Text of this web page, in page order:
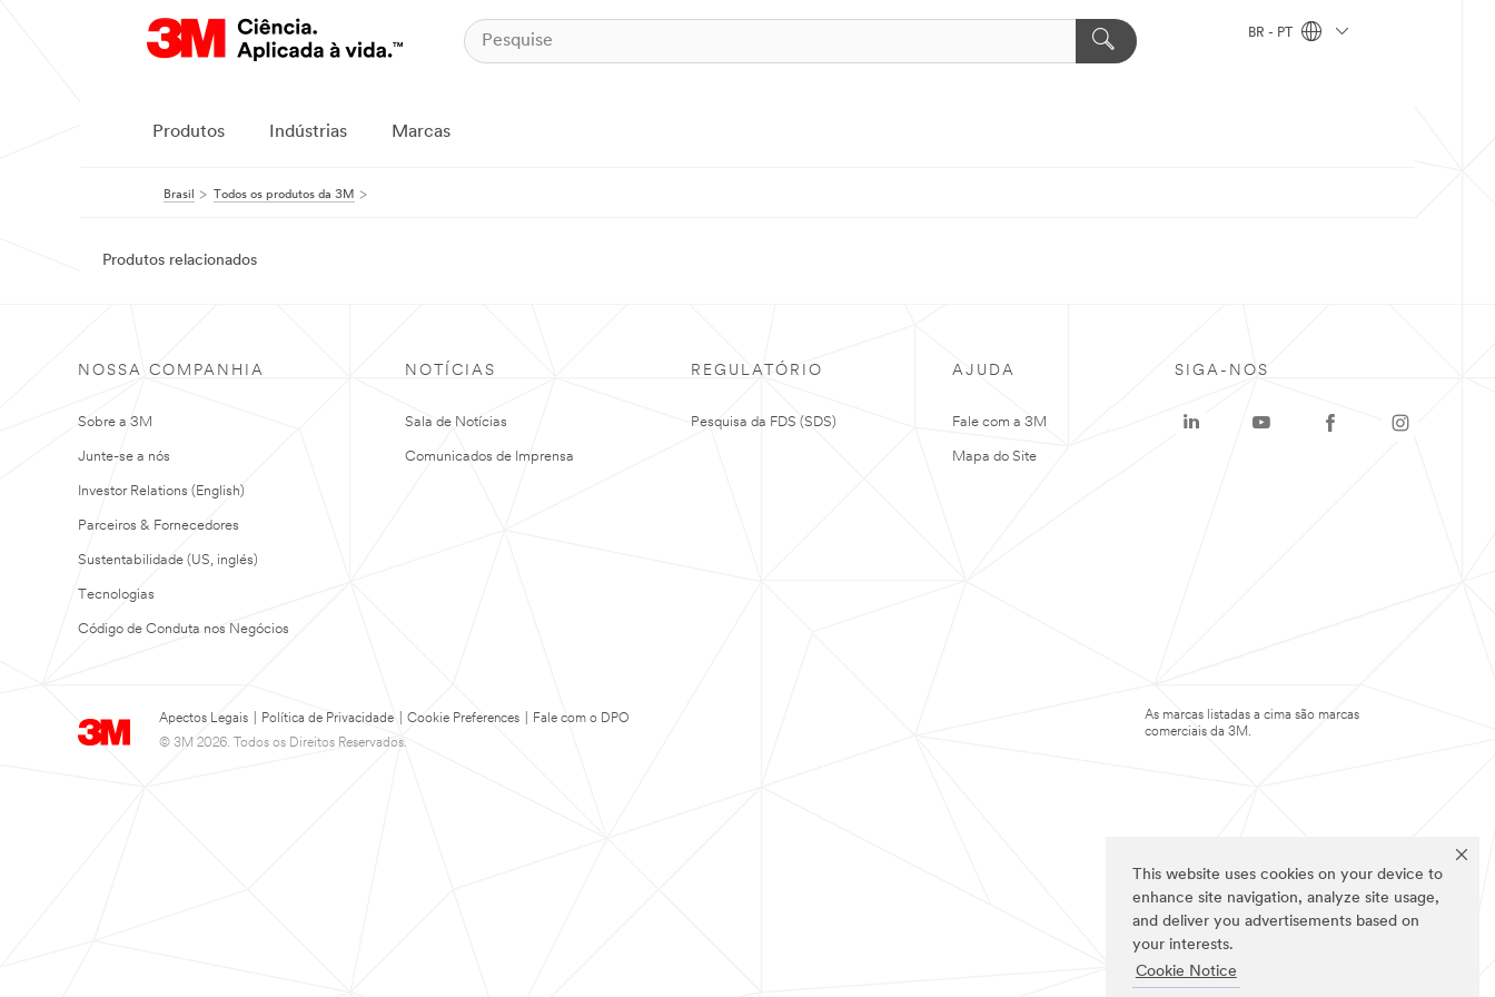
This website uses cookies on your device to
enhance site navigation, analyze site usage,
and deliver you advertisements based on
your interests.
Cookie Notice
BR - PT
Produtos Indústrias Marcas
Brasil Todos os produtos da 3M
Produtos relacionados
NOSSA COMPANHIA
Sobre a 3M
Junte-se a nós
Investor Relations (English)
Parceiros & Fornecedores
Sustentabilidade (US, inglés)
Tecnologias
Código de Conduta nos Negócios
NOTÍCIAS
Sala de Notícias
Comunicados de Imprensa
REGULATÓRIO
Pesquisa da FDS (SDS)
AJUDA
Fale com a 3M
Mapa do Site
Apectos Legais Política de Privacidade Cookie Preferences
Fale com o DPO
© 3M 2026. Todos os Direitos Reservados.
SIGA-NOS
As marcas listadas a cima são marcas
comerciais da 3M.